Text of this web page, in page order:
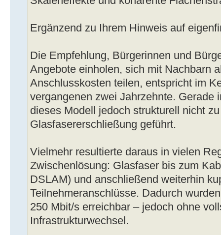
Ergänzend zu Ihrem Hinweis auf
Die Empfehlung, Bürgerinnen und
Angebote einholen, sich mit Nachbarn
Anschlusskosten teilen, entspricht im
vergangenen zwei Jahrzehnte. Gerade
dieses Modell jedoch strukturell nicht
Glasfasererschließung geführt.
Vielmehr resultierte daraus in vielen
Zwischenlösung: Glasfaser bis zum
DSLAM) und anschließend weiterhin
Teilnehmeranschlüsse. Dadurch
250 Mbit/s erreichbar – jedoch ohne
Infrastrukturwechsel.